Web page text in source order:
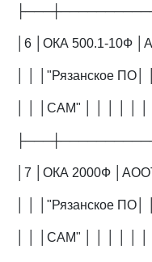
│6 │ОКА 500.1-10Ф
│ │ │"Рязанское ПО│
│ │ │САМ" │ │ │ │ │ │
│7 │ОКА 2000Ф
│ │ │"Рязанское ПО│
│ │ │САМ" │ │ │ │ │ │